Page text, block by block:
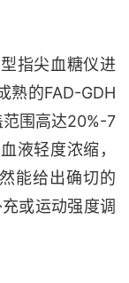
指尖血糖仪进
熟的FAD-GDH
围高达20%-7
液轻度浓缩，
能给出确切的
或运动强度调